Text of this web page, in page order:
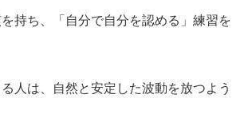
持ち、「自分で自分を認める」練習を
人は、自然と安定した波動を放つよう